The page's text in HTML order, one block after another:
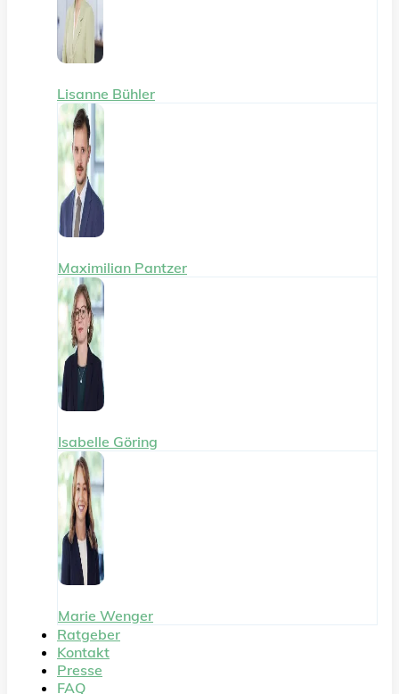
Lisanne Bühler
Maximilian Pantzer
Isabelle Göring
Marie Wenger
Ratgeber
Kontakt
Presse
FAQ